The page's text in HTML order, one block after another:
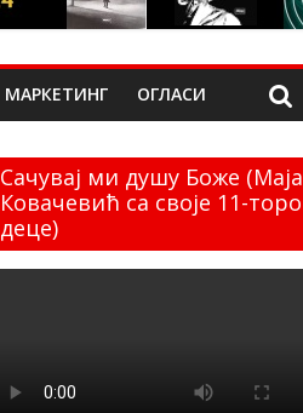
МАРКЕТИНГ ОГЛАСИ
Сачувај ми душу Боже (Маја
Ковачевић са своје 11-торо
деце)